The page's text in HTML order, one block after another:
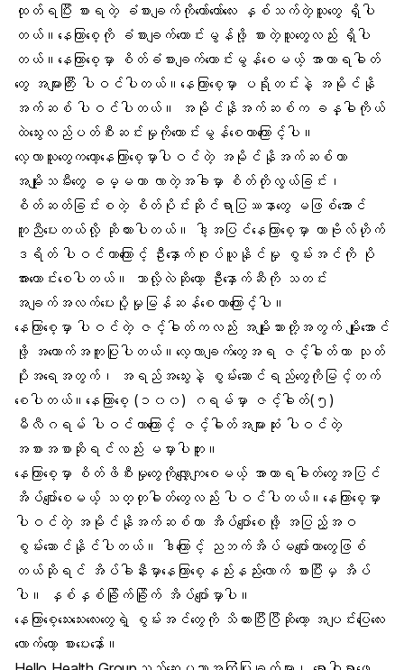
ထုတ်ရပြီး စားရတဲ့ ခံစားချက်ကိုတော်တော်လေး နှစ်သက်တဲ့သူတွေ ရှိပါ
တယ်။နေကြာစေ့ကို ခံစားချက်ကောင်းမွန်ဖို့ စားတဲ့သူတွေလည်း ရှိပါ
တယ်။နေကြာစေ့မှာ စိတ်ခံစားချက်ကောင်းမွန်စေမယ့် အာဟာရဓါတ်
တွေ အများကြီး ပါဝင်ပါတယ်။နေကြာစေ့မှာ ပရိုတင်းနဲ့ အမိုင်နို
အက်ဆစ် ပါဝင်ပါတယ်။ အမိုင်နိုအက်ဆစ်က ခန္ဓါကိုယ်
ထဲသွေးလည်ပတ်စီးဆင်းမှုကိုကောင်းမွန်စေတာကြောင့်ပါ။
လေ့လာသူတွေကတော့နေကြာစေ့မှာပါဝင်တဲ့ အမိုင်နိုအက်ဆစ်ဟာ
အမျိုးသမီးတွေ ဓမ္မတာ လာတဲ့အခါမှာ စိတ်တိုလွယ်ခြင်း၊
စိတ်ဆတ်ခြင်းစတဲ့ စိတ်ပိုင်းဆိုင်ရာပြဿနာတွေ မဖြစ်အောင်
ကူညီပေးတယ်လို့ ဆိုထားပါတယ်။ ဒါ့အပြင်နေကြာစေ့မှာ ကာဗိုလ်ဟိုက်
ဒရိတ် ပါဝင်တာကြောင့် ဦးနှောက်စုပ်ယူနိုင်မှု စွမ်းအင်ကို ပို
အားကောင်းစေပါတယ်။ ဘာလို့လဲဆိုတော့ ဦးနှောက်ဆီကို သတင်း
အချက်အလက်ပေးပို့မှုမြန်ဆန်စေတာကြောင့်ပါ။
နေကြာစေ့မှာ ပါဝင်တဲ့ ဇင့်ဓါတ်ကလည်း အမျိုးသားတို့အတွက် မျိုးအောင်
ဖို့ အထောက်အကူပြုပါတယ်။လေ့လာချက်တွေအရ ဇင့်ဓါတ်ဟာ သုတ်
ပိုးအရေအတွက်၊ အရည်အသွေးနဲ့ စွမ်းဆောင်ရည်တွေကိုမြင့်တက်
စေပါတယ်။နေကြာစေ့ (၁၀၀) ဂရမ်မှာ ဇင့်ဓါတ်(၅)
မီလီဂရမ် ပါဝင်တာကြောင့် ဇင့်ဓါတ်အများဆုံး ပါဝင်တဲ့
အစားအစာဆိုရင်လည်း မမှားပါဘူး။
နေကြာစေ့မှာ စိတ်ဖိစီးမှုတွေကိုလျှော့ကျစေမယ့် အာဟာရဓါတ်တွေအပြင်
အိပ်ပျော်စေမယ့် သတ္တုဓါတ်တွေလည်း ပါဝင်ပါတယ်။နေကြာစေ့မှာ
ပါဝင်တဲ့ အမိုင်နိုအက်ဆစ်ဟာ အိပ်ပျော်စေဖို့ အပြည့်အဝ
စွမ်းဆောင်နိုင်ပါတယ်။ ဒါကြောင့် ညဘက်အိပ်မပျော်တာတွေဖြစ်
တယ်ဆိုရင် အိပ်ခါနီးမှာနေကြာစေ့နည်းနည်းလောက် စားပြီးမှ အိပ်
ပါ။ နှစ်နှစ်ခြိုက်ခြိုက် အိပ်ပျော်မှာပါ။
နေကြာစေ့သေးသေးလေးတွေရဲ့ စွမ်းအင်တွေကို သိထားပြီးပြီဆိုတော့ အပျင်းပြေလေး
လောက်တော့ စားပေးနော်။